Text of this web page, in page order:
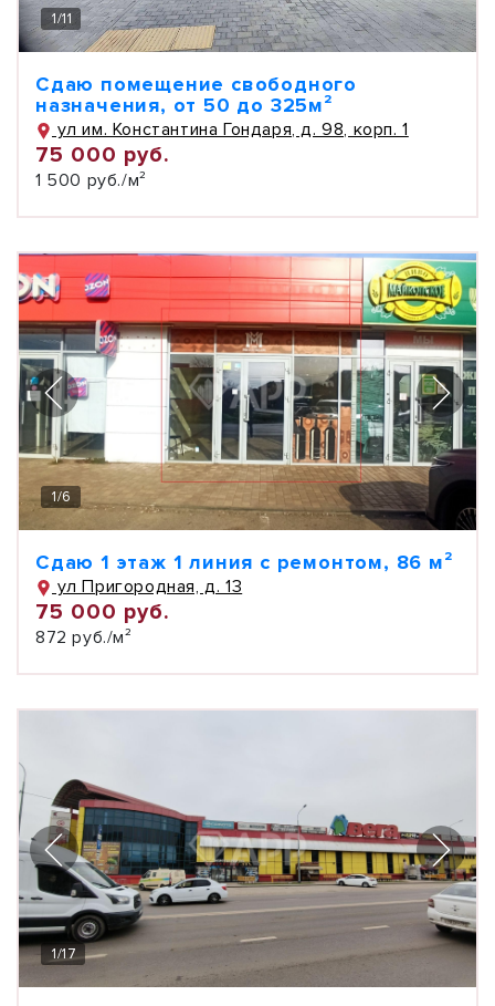
1/11
Сдаю помещение свободного
назначения, от 50 до 325м²
ул им. Константина Гондаря, д. 98, корп. 1
75 000 руб.
1 500 руб./м²
1/6
Сдаю 1 этаж 1 линия с ремонтом, 86 м²
ул Пригородная, д. 13
75 000 руб.
872 руб./м²
1/17